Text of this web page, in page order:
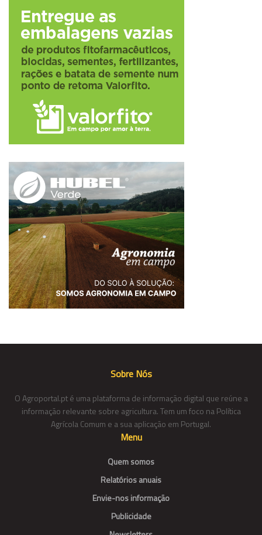
Sobre Nós
O Agroportal.pt é uma plataforma de informação digital que reúne a
informação relevante sobre agricultura. Tem um foco na Política
Agrícola Comum e a sua aplicação em Portugal.
Menu
Quem somos
Relatórios anuais
Envie-nos informação
Publicidade